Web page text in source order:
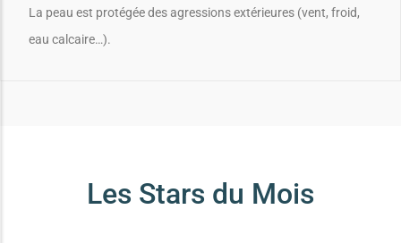
La peau est protégée des agressions extérieures (vent, froid,
eau calcaire…).
Les Stars du Mois